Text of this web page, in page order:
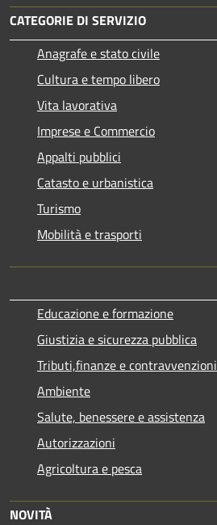
CATEGORIE DI SERVIZIO
Anagrafe e stato civile
Cultura e tempo libero
Vita lavorativa
Imprese e Commercio
Appalti pubblici
Catasto e urbanistica
Turismo
Mobilità e trasporti
Educazione e formazione
Giustizia e sicurezza pubblica
Tributi,finanze e contravvenzioni
Ambiente
Salute, benessere e assistenza
Autorizzazioni
Agricoltura e pesca
NOVITÀ